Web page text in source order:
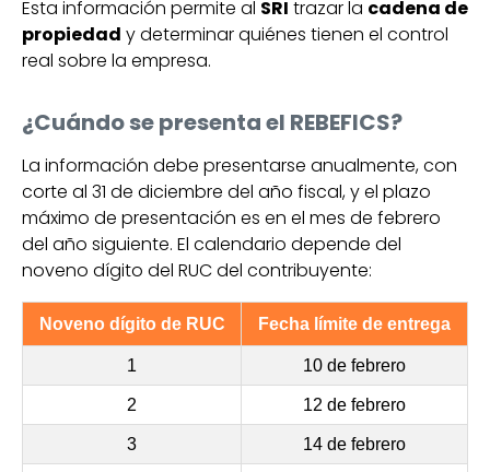
Esta información permite al SRI trazar la cadena de
propiedad y determinar quiénes tienen el control
real sobre la empresa.
¿Cuándo se presenta el REBEFICS?
La información debe presentarse anualmente, con
corte al 31 de diciembre del año fiscal, y el plazo
máximo de presentación es en el mes de febrero
del año siguiente. El calendario depende del
noveno dígito del RUC del contribuyente:
Noveno dígito de RUC Fecha límite de entrega
1 10 de febrero
2 12 de febrero
3 14 de febrero